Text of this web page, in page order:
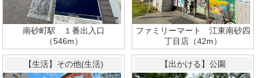
南砂町駅 １番出入口
（546m）
ファミリーマート 江東南砂四
丁目店（42m）
【生活】その他(生活) 【出かける】公園